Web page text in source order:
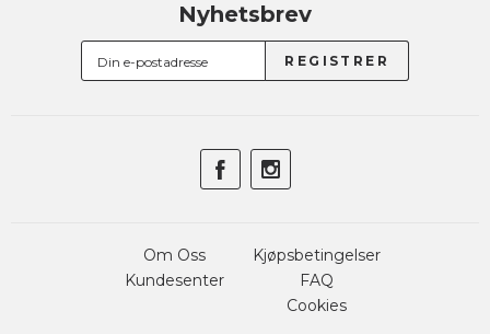
Nyhetsbrev
Om Oss
Kundesenter
Kjøpsbetingelser
FAQ
Cookies